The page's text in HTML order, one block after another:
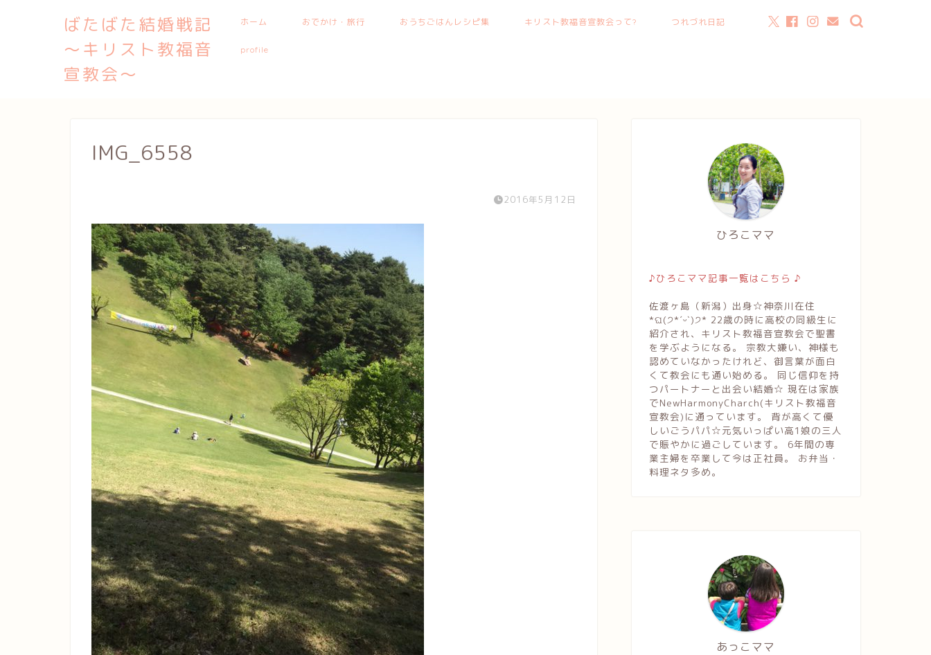
ばたばた結婚戦記
〜キリスト教福音
宣教会〜
ホーム おでかけ・旅行 おうちごはんレシピ集 キリスト教福音宣教会って? つれづれ日記
profile
IMG_6558
2016年5月12日
ひろこママ
♪ひろこママ記事一覧はこちら ♪
佐渡ヶ島（新潟）出身☆神奈川在住
*ଘ(੭*ˊᵕˋ)੭* 22歳の時に高校の同級生に
紹介され、キリスト教福音宣教会で聖書
を学ぶようになる。 宗教大嫌い、神様も
認めていなかったけれど、御言葉が面白
くて教会にも通い始める。 同じ信仰を持
つパートナーと出会い結婚☆ 現在は家族
でNewHarmonyCharch(キリスト教福音
宣教会)に通っています。 背が高くて優
しいごうパパ☆元気いっぱい高1娘の三人
で賑やかに過ごしています。 6年間の専
業主婦を卒業して今は正社員。 お弁当・
料理ネタ多め。
あっこママ